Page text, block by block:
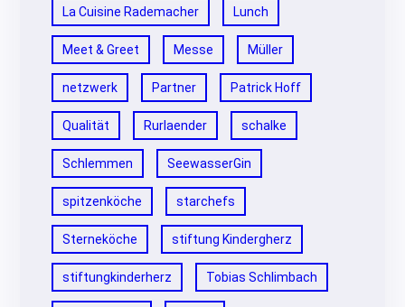
La Cuisine Rademacher Lunch
Meet & Greet Messe Müller
netzwerk Partner Patrick Hoff
Qualität Rurlaender schalke
Schlemmen SeewasserGin
spitzenköche starchefs
Sterneköche stiftung Kindergherz
stiftungkinderherz Tobias Schlimbach